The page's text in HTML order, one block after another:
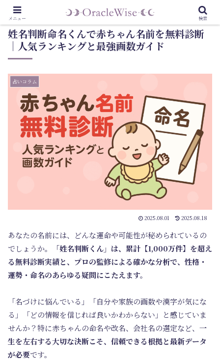
姓名判断命名くんで赤ちゃん名前を無料診断
｜人気ランキングと最強画数ガイド
占いコラム
2025.08.01 2025.08.18
あなたの名前には、どんな運命や可能性が秘められているの
でしょうか。
「姓名判断くん」は、累計【1,000万件】を超え
る無料診断実績と、プロの監修による確かな分析で、性格・
運勢・命名のあらゆる疑問にこたえます。
「名づけに悩んでいる」「自分や家族の画数や漢字が気にな
る」「どの情報を信じれば良いかわからない」と感じていま
せんか？特に赤ちゃんの命名や改名、会社名の選定など、 一
生を左右する大切な決断こそ、信頼できる根拠と最新データ
が必要です。
メニュー 検索